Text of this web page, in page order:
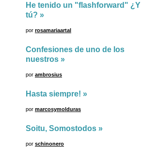
He tenido un "flashforward" ¿Y
tú? »
por rosamariaartal
Confesiones de uno de los
nuestros »
por ambrosius
Hasta siempre! »
por marcosymolduras
Soitu, Somostodos »
por schinonero